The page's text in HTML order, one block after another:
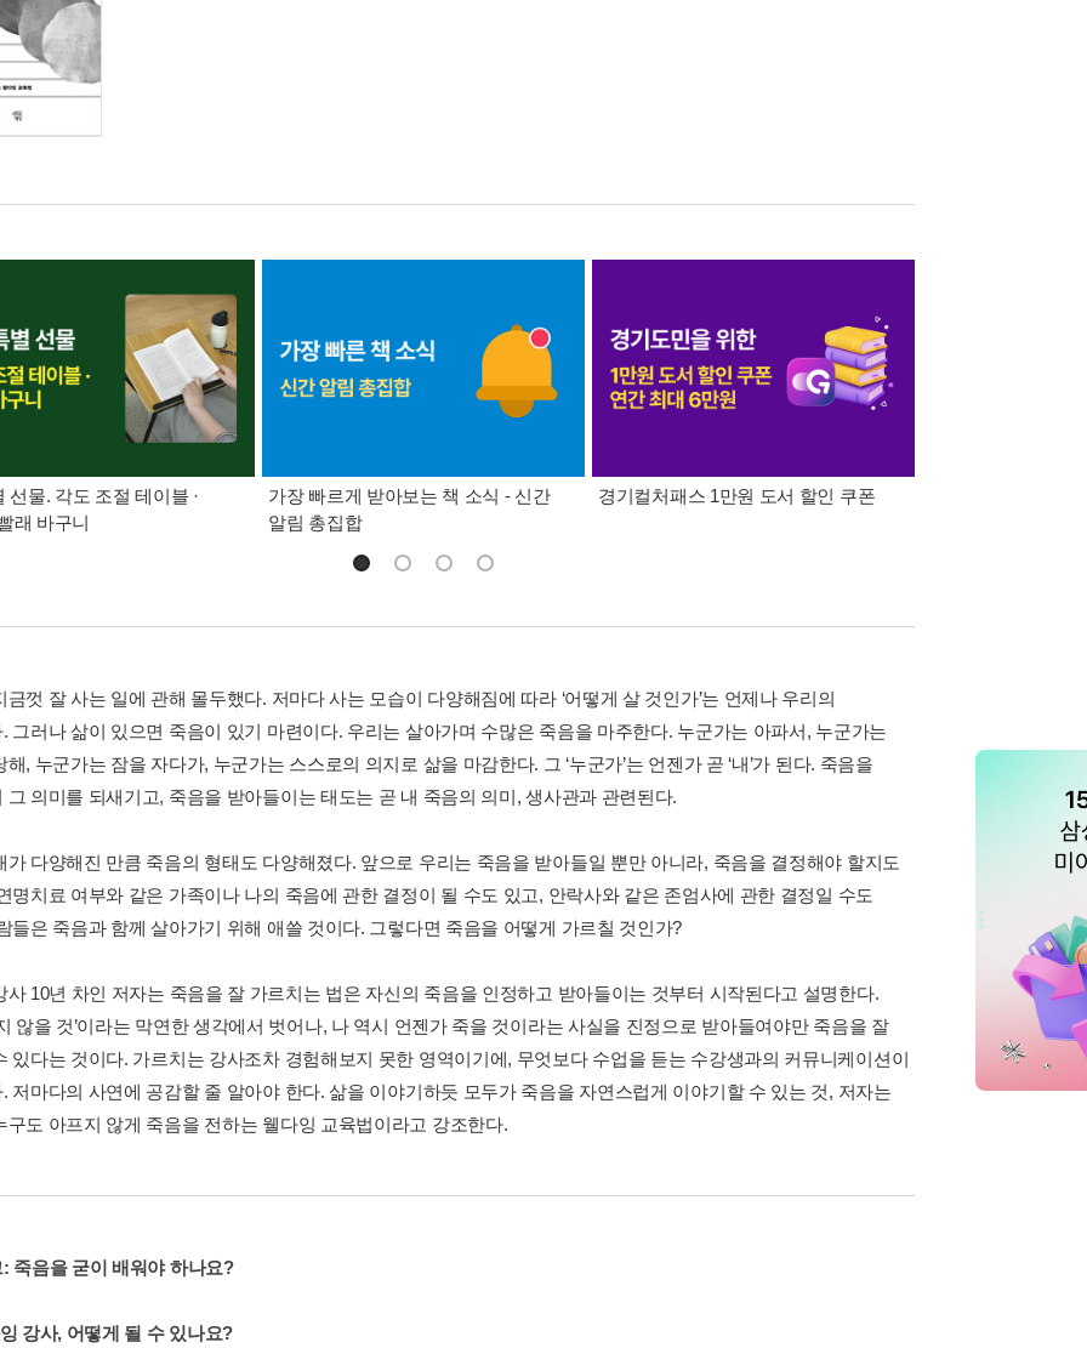
선물. 각도 조절 테이블 ·
래 바구니
가장 빠르게 받아보는 책 소식 - 신간
알림 총집합
경기컬처패스 1만원 도서 할인 쿠폰
금껏 잘 사는 일에 관해 몰두했다. 저마다 사는 모습이 다양해짐에 따라 ‘어떻게 살 것인가’는 언제나 우리의
그러나 삶이 있으면 죽음이 있기 마련이다. 우리는 살아가며 수많은 죽음을 마주한다. 누군가는 아파서, 누군가는
해, 누군가는 잠을 자다가, 누군가는 스스로의 의지로 삶을 마감한다. 그 ‘누군가’는 언젠가 곧 ‘내’가 된다. 죽음을
그 의미를 되새기고, 죽음을 받아들이는 태도는 곧 내 죽음의 의미, 생사관과 관련된다.
가 다양해진 만큼 죽음의 형태도 다양해졌다. 앞으로 우리는 죽음을 받아들일 뿐만 아니라, 죽음을 결정해야 할지도
명치료 여부와 같은 가족이나 나의 죽음에 관한 결정이 될 수도 있고, 안락사와 같은 존엄사에 관한 결정일 수도
들은 죽음과 함께 살아가기 위해 애쓸 것이다. 그렇다면 죽음을 어떻게 가르칠 것인가?
사 10년 차인 저자는 죽음을 잘 가르치는 법은 자신의 죽음을 인정하고 받아들이는 것부터 시작된다고 설명한다.
않을 것’이라는 막연한 생각에서 벗어나, 나 역시 언젠가 죽을 것이라는 사실을 진정으로 받아들여야만 죽음을 잘
있다는 것이다. 가르치는 강사조차 경험해보지 못한 영역이기에, 무엇보다 수업을 듣는 수강생과의 커뮤니케이션이
저마다의 사연에 공감할 줄 알아야 한다. 삶을 이야기하듯 모두가 죽음을 자연스럽게 이야기할 수 있는 것, 저자는
구도 아프지 않게 죽음을 전하는 웰다잉 교육법이라고 강조한다.
죽음을 굳이 배워야 하나요?
강사, 어떻게 될 수 있나요?